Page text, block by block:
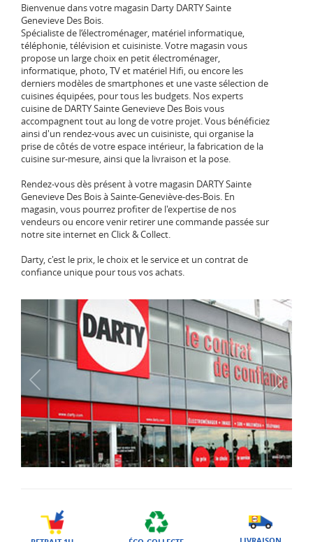
Bienvenue dans votre magasin Darty DARTY Sainte
Genevieve Des Bois.
Spécialiste de l‘électroménager, matériel informatique,
téléphonie, télévision et cuisiniste. Votre magasin vous
propose un large choix en petit électroménager,
informatique, photo, TV et matériel Hifi, ou encore les
derniers modèles de smartphones et une vaste sélection de
cuisines équipées, pour tous les budgets. Nos experts
cuisine de DARTY Sainte Genevieve Des Bois vous
accompagnent tout au long de votre projet. Vous bénéficiez
ainsi d'un rendez-vous avec un cuisiniste, qui organise la
prise de côtés de votre espace intérieur, la fabrication de la
cuisine sur-mesure, ainsi que la livraison et la pose.
Rendez-vous dès présent à votre magasin DARTY Sainte
Genevieve Des Bois à Sainte-Geneviève-des-Bois. En
magasin, vous pourrez profiter de l'expertise de nos
vendeurs ou encore venir retirer une commande passée sur
notre site internet en Click & Collect.
Darty, c'est le prix, le choix et le service et un contrat de
confiance unique pour tous vos achats.